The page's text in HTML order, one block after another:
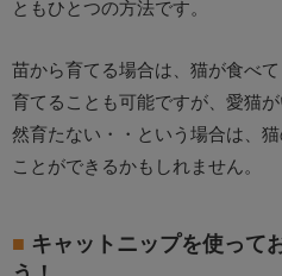
ともひとつの方法です。
苗から育てる場合は、猫が食べ
育てることも可能ですが、愛猫
然育たない・・という場合は、
ことができるかもしれません。
キャットニップを使って